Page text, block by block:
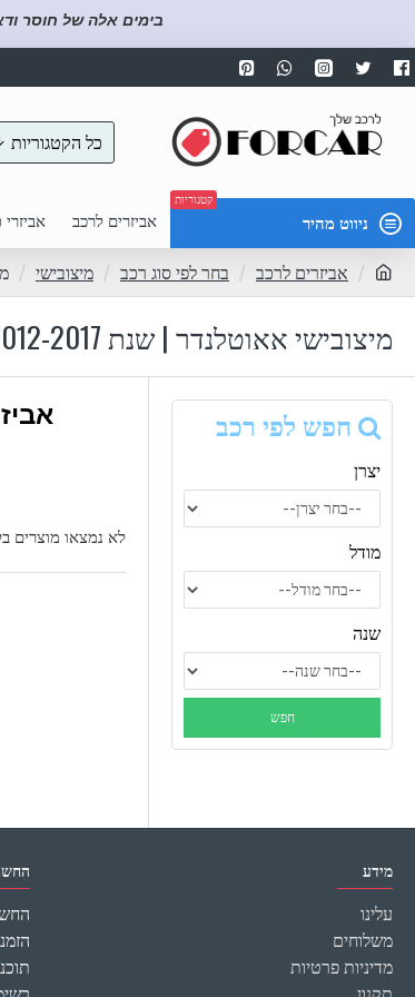
בימים אלה של חוסר
כל הקטגוריות
ניווט מהיר
קטגוריות
אביזרים לרכב
אביזרים לרכב בחר לפי סוג רכב מיצובישי
מיצובישי אאוטלנדר | שנת 2012-2017
חפש לפי רכב
יצרן
מודל
שנה
לא נמצאו מוצרים
מידע
עלינו
משלוחים
מדיניות פרטיות